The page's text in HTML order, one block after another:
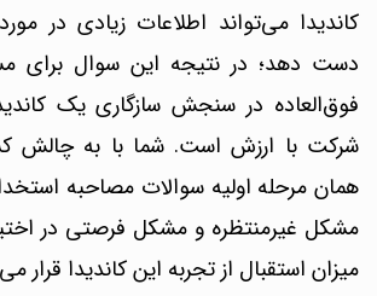
کاندیدا می‌تواند اطلاعات زیادی در
دست دهد؛ در نتیجه این سوال برای
فوق‌العاده در سنجش سازگاری یک
شرکت با ارزش است. شما با به چالش
همان مرحله اولیه سوالات مصاحبه
مشکل غیرمنتظره و مشکل فرصتی در
میزان استقبال از تجربه این کاندیدا قرار